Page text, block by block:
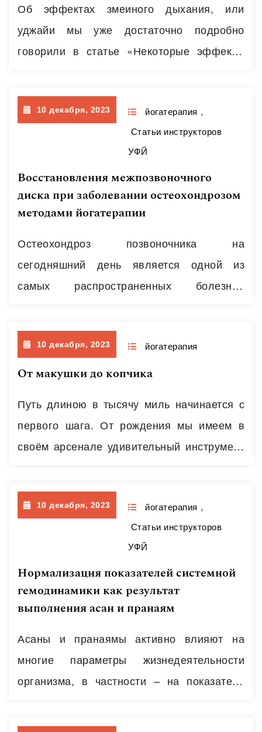
человека натолкнул архитектора…
Об эффектах змеиного дыхания, или
уджайи мы уже достаточно подробно
говорили в статье «Некоторые эффекты
Еще один важный эффект практики,
возникающий в результате
систематического применения данной
пранаямы – тренировка мышц глотки,
языка и мягкого неба, которые
современной медициной относятся к
дыхательным мышцам и страдают при так
называемом синдроме сонного апноэ.…
Читать далее
10 декабря, 2023 йогатерапия ,
Статьи инструкторов
УФЙ
Восстановления межпозвоночного
диска при заболевании остеохондрозом
методами йогатерапии
Остеохондроз позвоночника на
сегодняшний день является одной из
самых распространенных болезней
поражая 80-85 процентов трудоспособного
населения. Боли в спине занимают второе
место среди заболеваний, приводящих к
данная проблема является актуальной не
только для врачей, ученых, социальных
работников, но и для большого количества
Читать далее
10 декабря, 2023 йогатерапия
От макушки до копчика
Путь длиною в тысячу миль начинается с
первого шага. От рождения мы имеем в
своём арсенале удивительный инструмент
Собственно говоря, познание мира и
начинается со знакомства со своим
организмом. Для человека, практикующего
йогу, понимание закономерностей
устройства и взаимодействия в
собственном теле позволяет добавить
осознанности в практику. Кроме того,
физическое…Читать далее
10 декабря, 2023 йогатерапия ,
Статьи инструкторов
УФЙ
Нормализация показателей системной
гемодинамики как результат
выполнения асан и пранаям
Асаны и пранаямы активно влияют на
многие параметры жизнедеятельности
организма, в частности – на показатели
системы. Интересен факт стабилизации